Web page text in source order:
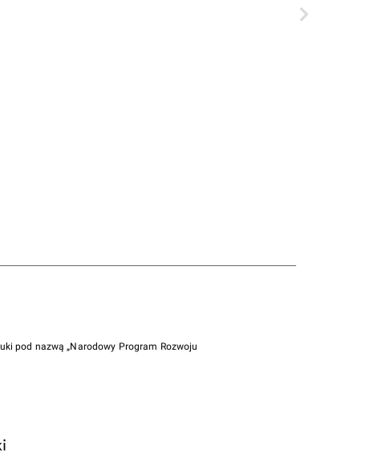
pod nazwą „Narodowy Program Rozwoju